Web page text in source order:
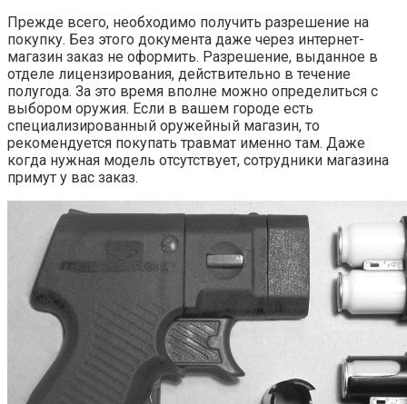
Прежде всего, необходимо получить разрешение на
покупку. Без этого документа даже через интернет-
магазин заказ не оформить. Разрешение, выданное в
отделе лицензирования, действительно в течение
полугода. За это время вполне можно определиться с
выбором оружия. Если в вашем городе есть
специализированный оружейный магазин, то
рекомендуется покупать травмат именно там. Даже
когда нужная модель отсутствует, сотрудники магазина
примут у вас заказ.